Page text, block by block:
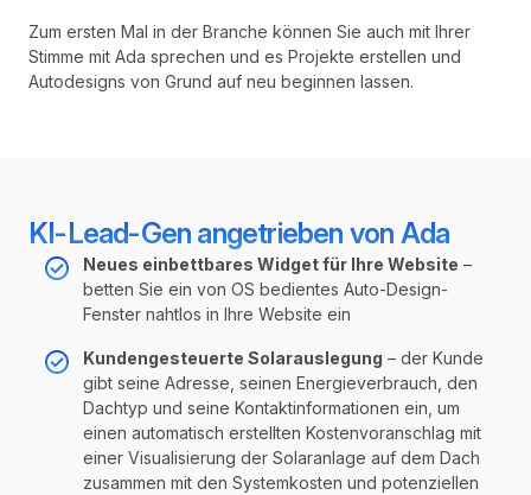
Zum ersten Mal in der Branche können Sie auch mit Ihrer
Stimme mit Ada sprechen und es Projekte erstellen und
Autodesigns von Grund auf neu beginnen lassen.
KI-Lead-Gen angetrieben von Ada
Neues einbettbares Widget für Ihre Website –
betten Sie ein von OS bedientes Auto-Design-
Fenster nahtlos in Ihre Website ein
Kundengesteuerte Solarauslegung – der Kunde
gibt seine Adresse, seinen Energieverbrauch, den
Dachtyp und seine Kontaktinformationen ein, um
einen automatisch erstellten Kostenvoranschlag mit
einer Visualisierung der Solaranlage auf dem Dach
zusammen mit den Systemkosten und potenziellen